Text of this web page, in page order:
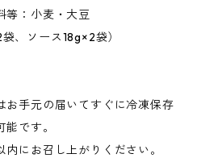
等：小麦・大豆
、ソース18g×2袋）
お手元の届いてすぐに冷凍保存
です。
にお召し上がりください。